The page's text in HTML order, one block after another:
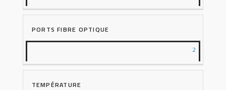
PORTS FIBRE OPTIQUE
2
TEMPÉRATURE